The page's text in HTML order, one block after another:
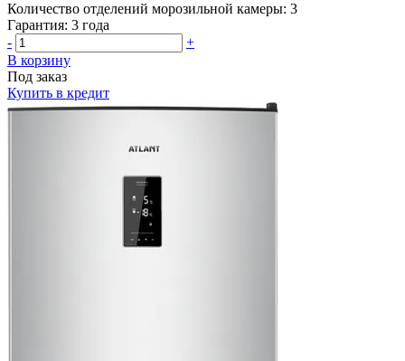
Количество отделений морозильной камеры: 3
Гарантия: 3 года
-
+
В корзину
Под заказ
Купить в кредит